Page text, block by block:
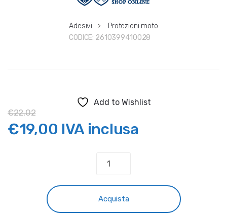
Adesivi >
Protezioni moto
CODICE: 2610399410028
Add to Wishlist
€22,02
Il
€19,00 IlIVA inclusa
ADESIVI
TELAIO
BIANCHI
Acquista